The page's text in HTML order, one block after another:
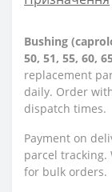
Bushing
50, 51, 55, 60,
replacement
daily. Order
dispatch times.
Payment on
parcel tracking.
for bulk orders.